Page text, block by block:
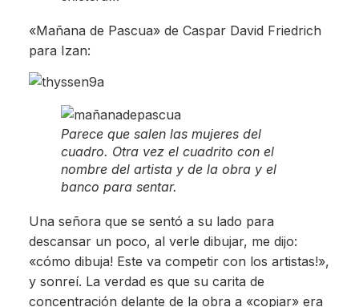
«Mañana de Pascua» de Caspar David Friedrich
para Izan:
Parece que salen las mujeres del
cuadro. Otra vez el cuadrito con el
nombre del artista y de la obra y el
banco para sentar.
Una señora que se sentó a su lado para
descansar un poco, al verle dibujar, me dijo:
«cómo dibuja! Este va competir con los artistas!»,
y sonreí. La verdad es que su carita de
concentración delante de la obra a «copiar» era